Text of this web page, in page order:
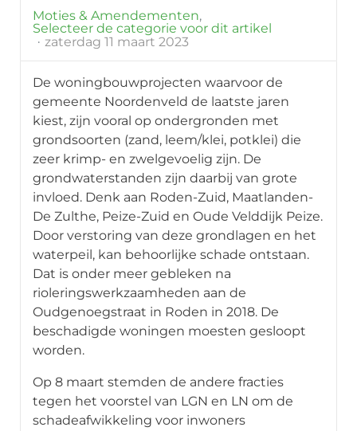
Moties & Amendementen
Selecteer de categorie voor dit artikel
zaterdag 11 maart 2023
De woningbouwprojecten waarvoor de
gemeente Noordenveld de laatste jaren
kiest, zijn vooral op ondergronden met
grondsoorten (zand, leem/klei, potklei) die
zeer krimp- en zwelgevoelig zijn. De
grondwaterstanden zijn daarbij van grote
invloed. Denk aan Roden-Zuid, Maatlanden-
De Zulthe, Peize-Zuid en Oude Velddijk Peize.
Door verstoring van deze grondlagen en het
waterpeil, kan behoorlijke schade ontstaan.
Dat is onder meer gebleken na
rioleringswerkzaamheden aan de
Oudgenoegstraat in Roden in 2018. De
beschadigde woningen moesten gesloopt
worden.
Op 8 maart stemden de andere fracties
tegen het voorstel van LGN en LN om de
schadeafwikkeling voor inwoners